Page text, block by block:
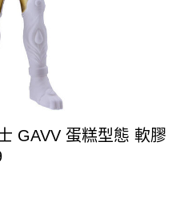
GAVV 蛋糕型態 軟膠